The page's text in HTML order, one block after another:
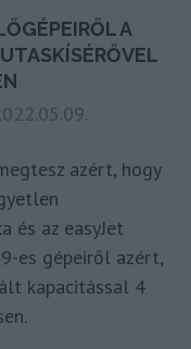
A
azért, hogy
és az easyJet
es gépeiről azért,
kapacitással 4